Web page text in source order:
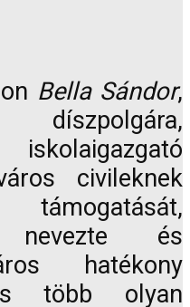
Bella Sándor,
civileknek
nevezte és
hatékony
több olyan